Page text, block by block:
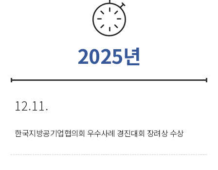
2025년
12.11.
한국지방공기업협의회 우수사례 경진대회 장려상 수상